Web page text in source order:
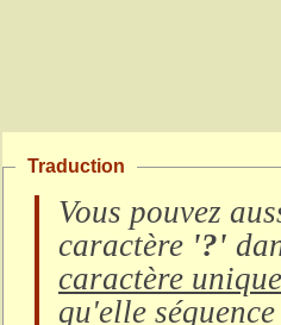
Traduction
Vous pouvez
caractère '?'
caractère unique
qu'elle